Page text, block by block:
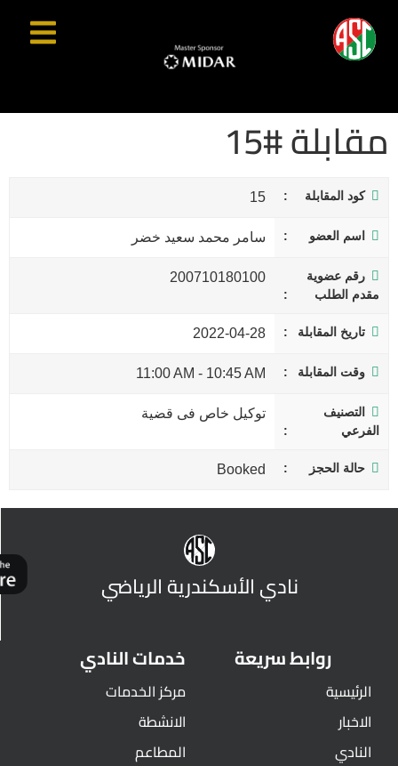
مقابلة #15
كود المقابلة 15
اسم العضو سامر محمد سعيد خضر
رقم عضوية
مقدم الطلب
200710180100
تاريخ المقابلة 2022-04-28
وقت المقابلة 10:45 AM
-
11:00 AM
التصنيف
الفرعي
توكيل خاص فى قضية
حالة الحجز Booked
نادي الأسكندرية الرياضي
روابط سريعة
الرئيسية
الاخبار
النادي
خدمات النادي
مركز الخدمات
الانشطة
المطاعم